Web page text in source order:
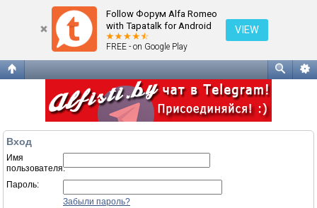
Follow Форум Alfa Romeo
with Tapatalk for Android
FREE - on Google Play
VIEW
Вход
Имя
пользователя:
Пароль:
Забыли пароль?